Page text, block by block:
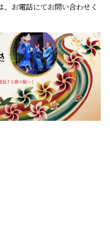
お電話にてお問い合わせく